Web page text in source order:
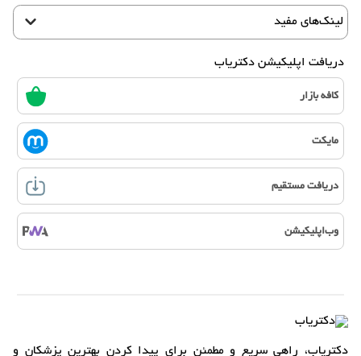
لینک‌های مفید
دریافت اپلیکیشن دکتریاب
کافه بازار
مایکت
دریافت مستقیم
وب‌اپلیکیشن
دکتریاب، راهی سریع و مطمئن برای پیدا کردن بهترین پزشکان و